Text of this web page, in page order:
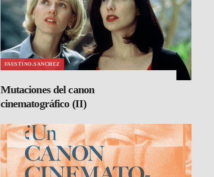
FAUSTINO.SANCHEZ
Mutaciones del canon
cinematográfico (II)